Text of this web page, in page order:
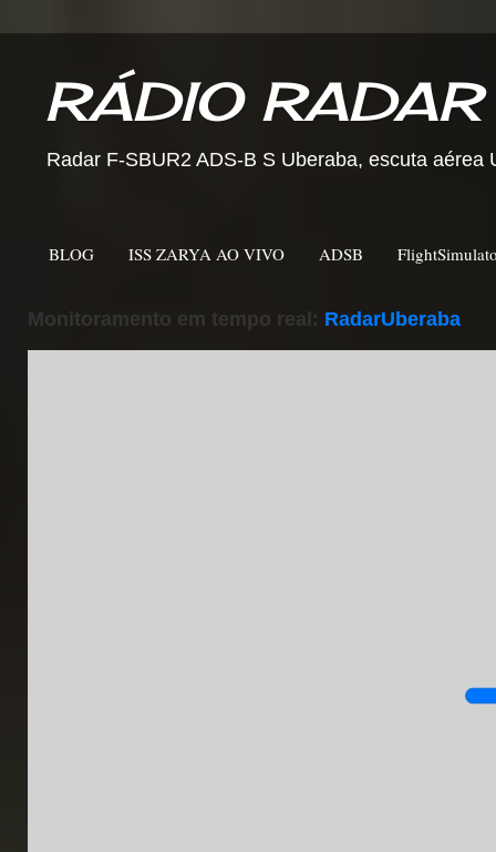
RÁDIO
Radar F-SBUR2 ADS-B S Uberaba, escuta
BLOG ISS ZARYA AO VIVO ADSB
Monitoramento em tempo real: RadarUberaba